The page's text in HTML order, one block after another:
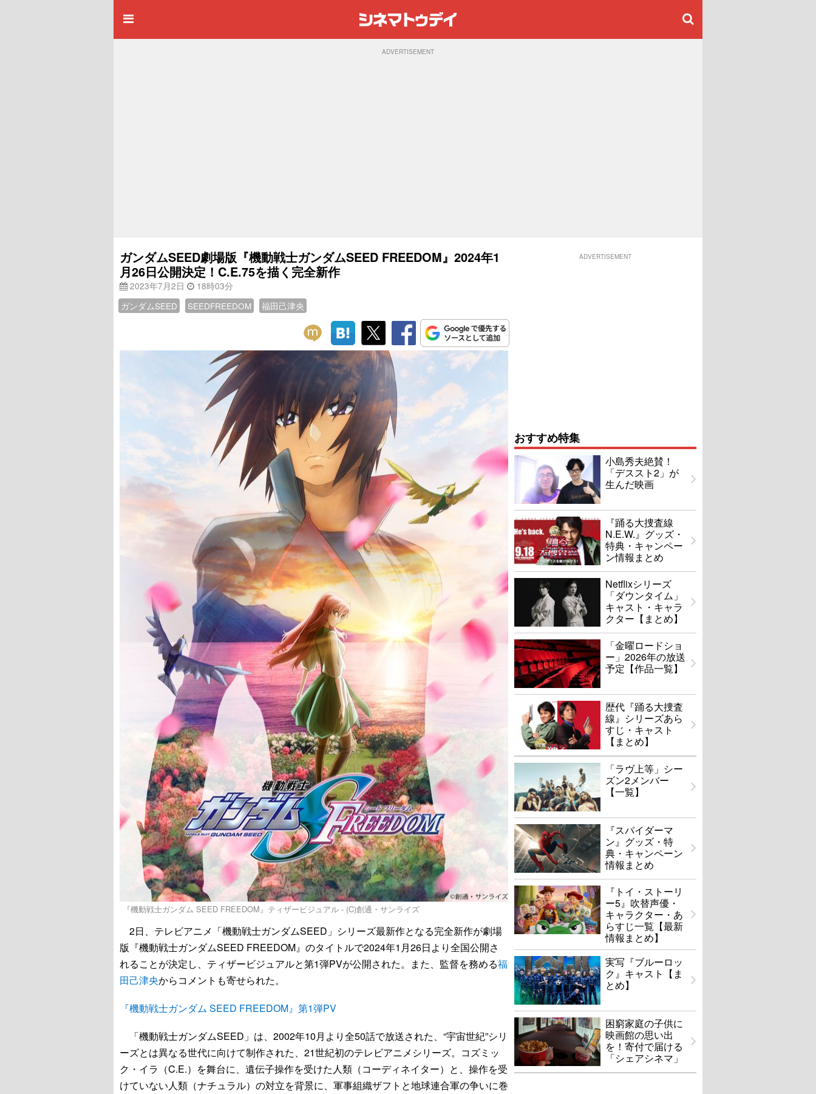
ADVERTISEMENT
ガンダムSEED劇場版『機動戦士ガンダムSEED FREEDOM』2024年1
月26日公開決定！C.E.75を描く完全新作
2023年7月2日
18時03分
ガンダムSEED
SEEDFREEDOM 福田己津央
『機動戦士ガンダム SEED FREEDOM』ティザービジュアル - (C)創通・サンライズ
2日、テレビアニメ「機動戦士ガンダムSEED」シリーズ最新作となる完全新作が劇場
版『機動戦士ガンダムSEED FREEDOM』のタイトルで2024年1月26日より全国公開さ
れることが決定し、ティザービジュアルと第1弾PVが公開された。また、監督を務める福
田己津央からコメントも寄せられた。
『機動戦士ガンダム SEED FREEDOM』第1弾PV
「機動戦士ガンダムSEED」は、2002年10月より全50話で放送された、“宇宙世紀”シリ
ーズとは異なる世代に向けて制作された、21世紀初のテレビアニメシリーズ。コズミッ
ク・イラ（C.E.）を舞台に、遺伝子操作を受けた人類（コーディネイター）と、操作を受
けていない人類（ナチュラル）の対立を背景に、軍事組織ザフトと地球連合軍の争いに巻
ADVERTISEMENT
おすすめ特集
小島秀夫絶賛！
「デススト2」が
生んだ映画
『踊る大捜査線
N.E.W.』グッズ・
特典・キャンペー
ン情報まとめ
Netflixシリーズ
「ダウンタイム」
キャスト・キャラ
クター【まとめ】
「金曜ロードショ
ー」2026年の放送
予定【作品一覧】
歴代『踊る大捜査
線』シリーズあら
すじ・キャスト
【まとめ】
「ラヴ上等」シー
ズン2メンバー
【一覧】
『スパイダーマ
ン』グッズ・特
典・キャンペーン
情報まとめ
『トイ・ストーリ
ー5』吹替声優・
キャラクター・あ
らすじ一覧【最新
情報まとめ】
実写『ブルーロッ
ク』キャスト【ま
とめ】
困窮家庭の子供に
映画館の思い出
を！寄付で届ける
「シェアシネマ」